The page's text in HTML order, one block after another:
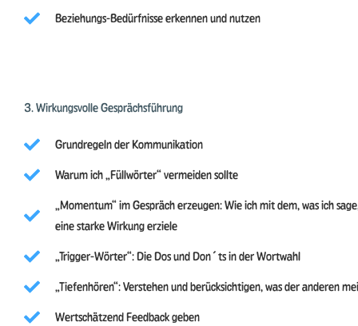
Beziehungs-Bedürfnisse erkennen und nutzen
3. Wirkungsvolle Gesprächsführung
Grundregeln der Kommunikation
Warum ich „Füllwörter“ vermeiden sollte
„Momentum“ im Gespräch erzeugen: Wie ich mit dem, was ich
eine starke Wirkung erziele
„Trigger-Wörter“: Die Dos und Don´ts in der Wortwahl
„Tiefenhören“: Verstehen und berücksichtigen, was der anderen
Wertschätzend Feedback geben